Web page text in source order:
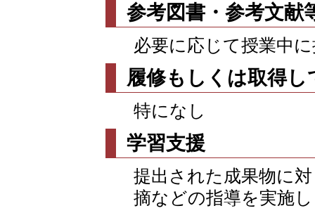
参考図書・参考文献
必要に応じて授業中
履修もしくは取得
特になし
学習支援
提出された成果物に
摘などの指導を実施